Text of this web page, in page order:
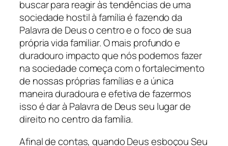
buscar para reagir às tendências de uma
sociedade hostil à família é fazendo da
Palavra de Deus o centro e o foco de sua
própria vida familiar. O mais profundo e
duradouro impacto que nós podemos fazer
na sociedade começa com o fortalecimento
de nossas próprias famílias e a única
maneira duradoura e efetiva de fazermos
isso é dar à Palavra de Deus seu lugar de
direito no centro da família.
Afinal de contas, quando Deus esboçou Seu